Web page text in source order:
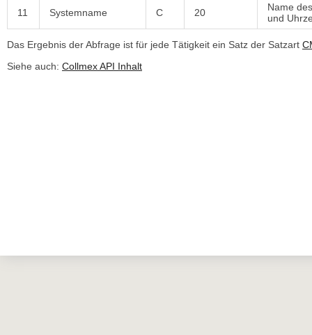
11 Systemname C 20
Name
und
Das Ergebnis der Abfrage ist für jede Tätigkeit ein Satz der Satzart
Siehe auch: Collmex API Inhalt